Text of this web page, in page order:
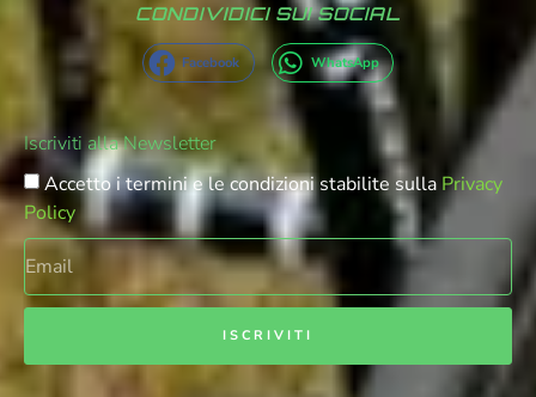
CONDIVIDICI SUI SOCIAL
Facebook WhatsApp
Iscriviti alla Newsletter
Accetto i termini e le condizioni stabilite sulla Privacy
Policy
ISCRIVITI